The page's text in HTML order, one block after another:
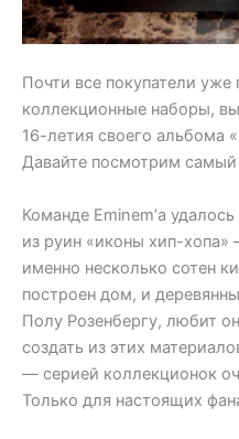
Почти все покупатели уже
коллекционные наборы,
16-летия своего альбома
Давайте посмотрим
Команде Eminem’а удалось
из руин «иконы хип-
именно несколько сотен
построен дом, и
Полу Розенбергу, любит
создать из этих
— серией коллекционок
Только для настоящих